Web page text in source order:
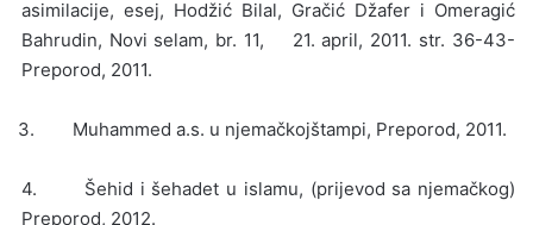
asimilacije, esej, Hodžić Bilal, Gračić Džafer i Omeragić
Bahrudin, Novi selam, br. 11, 21. april, 2011. str. 36-43-
Preporod, 2011.
3. Muhammed a.s. u njemačkojštampi, Preporod, 2011.
4. Šehid i šehadet u islamu, (prijevod sa njemačkog)
Preporod, 2012.